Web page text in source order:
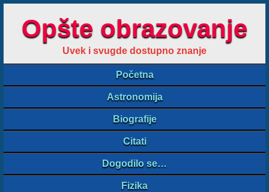
Opšte obrazovanje
Uvek i svugde dostupno znanje
Početna
Astronomija
Biografije
Citati
Dogodilo se…
Fizika